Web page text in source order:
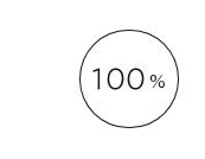
100